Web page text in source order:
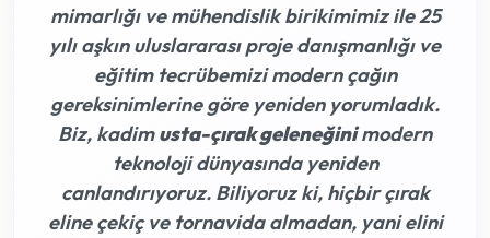
mimarlığı ve mühendislik birikimimiz ile 25
yılı aşkın uluslararası proje danışmanlığı ve
eğitim tecrübemizi modern çağın
gereksinimlerine göre yeniden yorumladık.
Biz, kadimusta-çırak geleneğinimodern
teknoloji dünyasında yeniden
canlandırıyoruz. Biliyoruz ki, hiçbir çırak
eline çekiç ve tornavida almadan, yani elini